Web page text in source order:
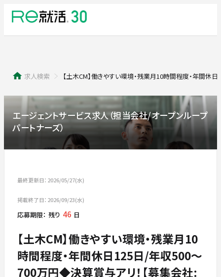
求人検索 【土木CM】働きやすい環境・残業月10時間程度・年間
エージェントサービス求人（担当会社/オープンループ
パートナーズ）
最終更新日：2026/05/27(水)
掲載終了日：2026/09/23(水)
応募期限： 残り 46 日
【土木CM】働きやすい環境・残業月10
時間程度・年間休日125日/年収500～
700万円◆決算賞与アリ！【募集会社: